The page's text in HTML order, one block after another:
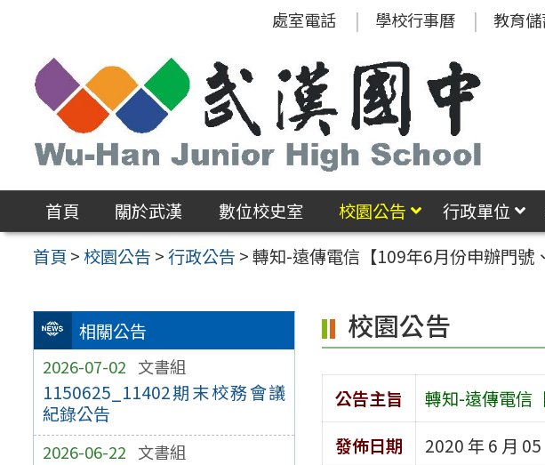
區
處室電話 學校行事曆 教育儲
首頁 關於武漢 數位校史室 校園公告 行政單位
首頁 >校園公告 >行政公告 >轉知-遠傳電信【109年6月份申辦門號
相關公告
2026-07-02 文書組
1150625_11402期末校務會議
紀錄公告
2026-06-22 文書組
校園公告
公告主旨
轉知-遠傳電信
發佈日期
2020 年 6 月 05